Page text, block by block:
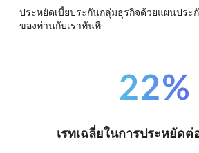
ประหยัดเบี้ยประกันกลุ่มธุรกิจด้วยแผนประ
ของท่านกับเราทันที
22%
เรทเฉลี่ยในการประหยัดต่